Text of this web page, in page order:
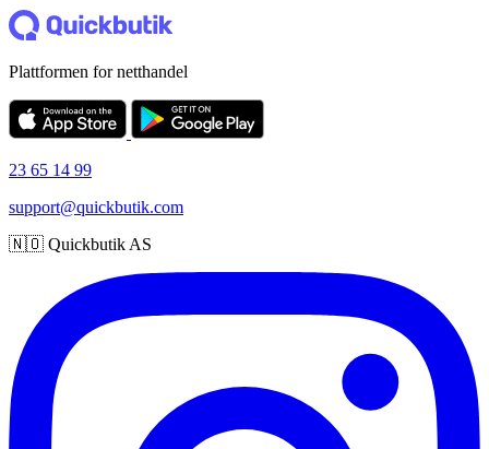
Plattformen for netthandel
23 65 14 99
support@quickbutik.com
🇳🇴 Quickbutik AS